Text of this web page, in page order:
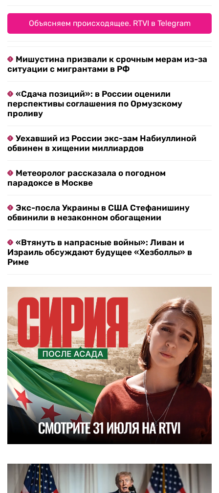
Объясняем происходящее. RTVI в Telegram
Мишустина призвали к срочным мерам из-за
ситуации с мигрантами в РФ
«Сдача позиций»: в России оценили
перспективы соглашения по Ормузскому
проливу
Уехавший из России экс-зам Набиуллиной
обвинен в хищении миллиардов
Метеоролог рассказала о погодном
парадоксе в Москве
Экс-посла Украины в США Стефанишину
обвинили в незаконном обогащении
«Втянуть в напрасные войны»: Ливан и
Израиль обсуждают будущее «Хезболлы» в
Риме